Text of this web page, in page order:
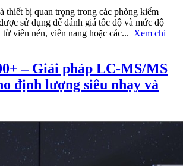
thiết bị quan trọng trong các phòng kiểm
sử dụng để đánh giá tốc độ và mức độ
từ viên nén, viên nang hoặc các... Xem chi
– Giải pháp LC-MS/MS
định lượng siêu nhạy và